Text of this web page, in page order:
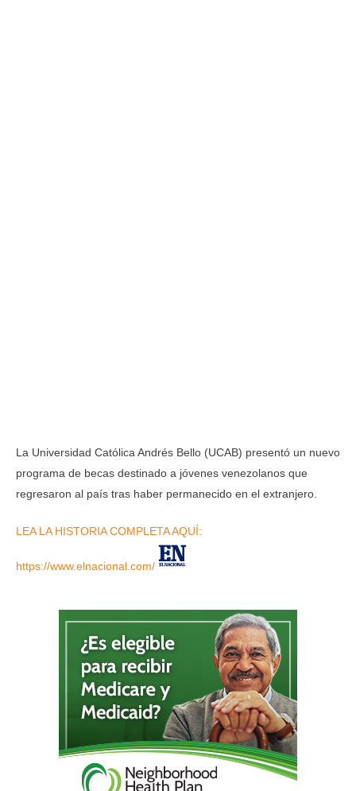
La Universidad Católica Andrés Bello (UCAB) presentó un nuevo
programa de becas destinado a jóvenes venezolanos que
regresaron al país tras haber permanecido en el extranjero.
LEA LA HISTORIA COMPLETA AQUÍ:
https://www.elnacional.com/